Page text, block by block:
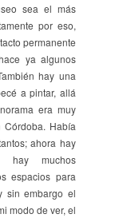
sea el más
por eso,
permanente
ya algunos
hay una
a pintar, allá
era muy
Había
ahora hay
hay muchos
espacios para
sin embargo el
modo de ver, el